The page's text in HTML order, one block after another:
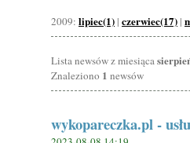
2009: lipiec(1) | czerwiec(17) |
Lista newsów z miesiąca
Znaleziono 1 newsów
wykopareczka.pl -